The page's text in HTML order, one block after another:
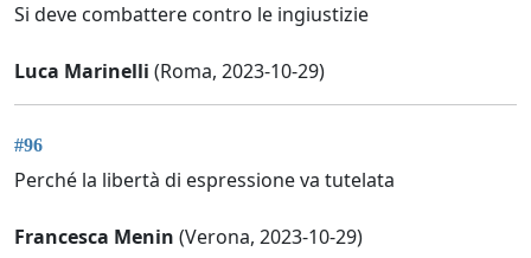
Si deve combattere contro le ingiustizie
Luca Marinelli (Roma, 2023-10-29)
#96
Perché la libertà di espressione va tutelata
Francesca Menin (Verona, 2023-10-29)